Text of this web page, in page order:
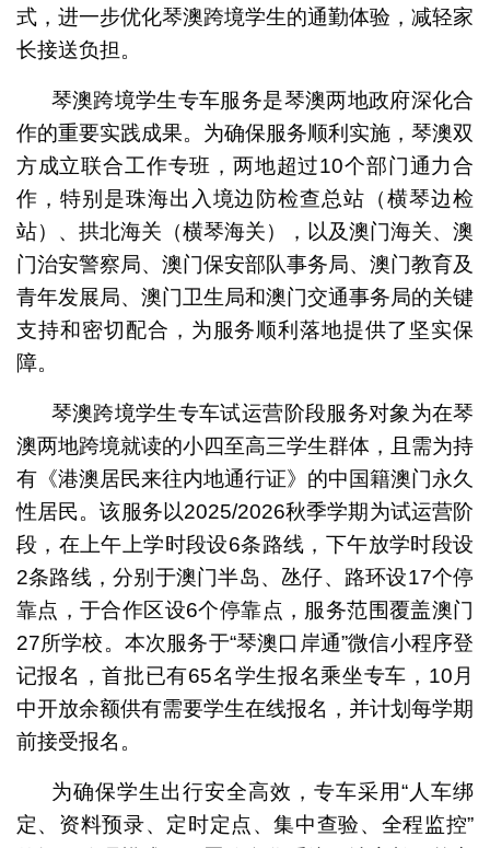
式，进一步优化琴澳跨境学生的通勤体验，减轻家
长接送负担。
琴澳跨境学生专车服务是琴澳两地政府深化合
作的重要实践成果。为确保服务顺利实施，琴澳双
方成立联合工作专班，两地超过10个部门通力合
作，特别是珠海出入境边防检查总站（横琴边检
站）、拱北海关（横琴海关），以及澳门海关、澳
门治安警察局、澳门保安部队事务局、澳门教育及
青年发展局、澳门卫生局和澳门交通事务局的关键
支持和密切配合，为服务顺利落地提供了坚实保
障。
琴澳跨境学生专车试运营阶段服务对象为在琴
澳两地跨境就读的小四至高三学生群体，且需为持
有《港澳居民来往内地通行证》的中国籍澳门永久
性居民。该服务以2025/2026秋季学期为试运营阶
段，在上午上学时段设6条路线，下午放学时段设
2条路线，分别于澳门半岛、氹仔、路环设17个停
靠点，于合作区设6个停靠点，服务范围覆盖澳门
27所学校。本次服务于“琴澳口岸通”微信小程序登
记报名，首批已有65名学生报名乘坐专车，10月
中开放余额供有需要学生在线报名，并计划每学期
前接受报名。
为确保学生出行安全高效，专车采用“人车绑
定、资料预录、定时定点、集中查验、全程监控”